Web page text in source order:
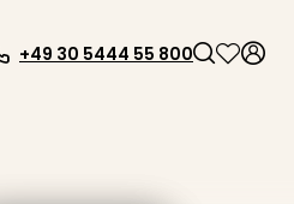
+49 30 5444 55 800